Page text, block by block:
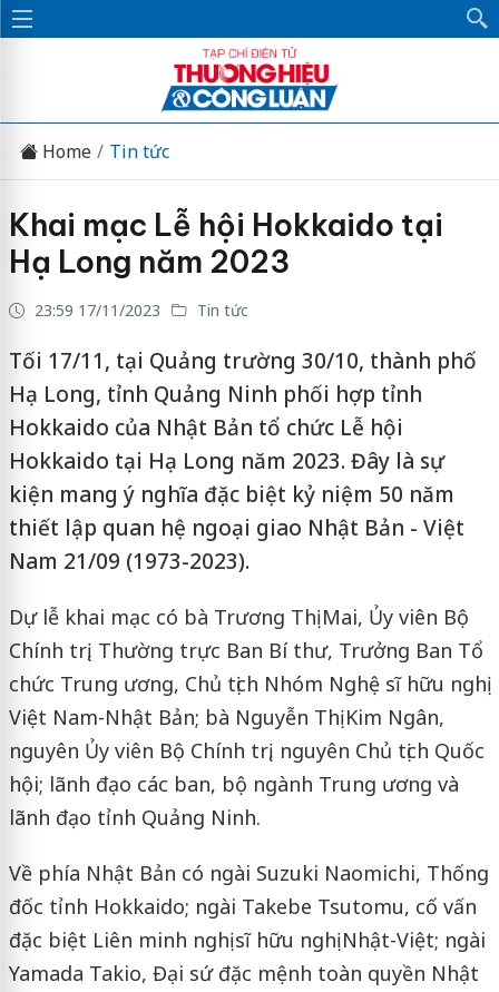
Home Tin tức
Khai mạc Lễ hội Hokkaido tại
Hạ Long năm 2023
23:59 17/11/2023 Tin tức
Tối 17/11, tại Quảng trường 30/10, thành phố
Hạ Long, tỉnh Quảng Ninh phối hợp tỉnh
Hokkaido của Nhật Bản tổ chức Lễ hội
Hokkaido tại Hạ Long năm 2023. Đây là sự
kiện mang ý nghĩa đặc biệt kỷ niệm 50 năm
thiết lập quan hệ ngoại giao Nhật Bản - Việt
Nam 21/09 (1973-2023).
Dự lễ khai mạc có bà Trương Thị Mai, Ủy viên Bộ
Chính trị, Thường trực Ban Bí thư, Trưởng Ban Tổ
chức Trung ương, Chủ tịch Nhóm Nghệ sĩ hữu nghị
Việt Nam-Nhật Bản; bà Nguyễn Thị Kim Ngân,
nguyên Ủy viên Bộ Chính trị, nguyên Chủ tịch Quốc
hội; lãnh đạo các ban, bộ ngành Trung ương và
lãnh đạo tỉnh Quảng Ninh.
Về phía Nhật Bản có ngài Suzuki Naomichi, Thống
đốc tỉnh Hokkaido; ngài Takebe Tsutomu, cố vấn
đặc biệt Liên minh nghị sĩ hữu nghị Nhật-Việt; ngài
Yamada Takio, Đại sứ đặc mệnh toàn quyền Nhật